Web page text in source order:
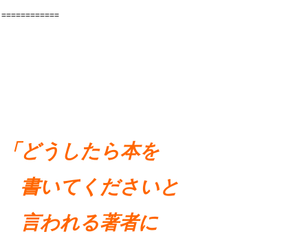
============
「どうしたら本を
書いてくださいと
言われる著者に